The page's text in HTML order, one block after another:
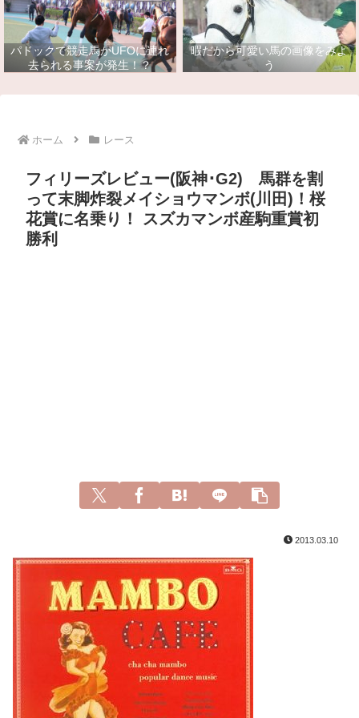
パドックで競走馬がUFOに連れ
去られる事案が発生！？
暇だから可愛い馬の画像をみよ
う
ホーム レース
フィリーズレビュー(阪神･G2) 馬群を割
って末脚炸裂メイショウマンボ(川田)！桜
花賞に名乗り！ スズカマンボ産駒重賞初
勝利
2013.03.10